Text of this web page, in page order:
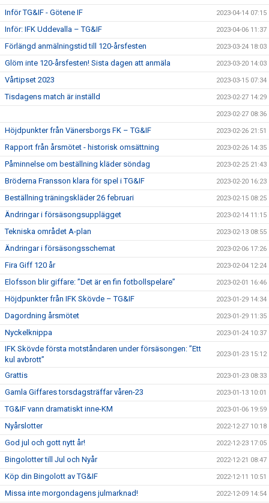
Inför TG&IF - Götene IF 2023-04-14 07:15
Inför: IFK Uddevalla – TG&IF 2023-04-06 11:37
Förlängd anmälningstid till 120-årsfesten 2023-03-24 18:03
Glöm inte 120-årsfesten! Sista dagen att anmäla 2023-03-20 14:03
Vårtipset 2023 2023-03-15 07:34
Tisdagens match är inställd 2023-02-27 14:29
2023-02-27 08:36
Höjdpunkter från Vänersborgs FK – TG&IF 2023-02-26 21:51
Rapport från årsmötet - historisk omsättning 2023-02-26 14:35
Påminnelse om beställning kläder söndag 2023-02-25 21:43
Bröderna Fransson klara för spel i TG&IF 2023-02-20 16:23
Beställning träningskläder 26 februari 2023-02-15 08:25
Ändringar i försäsongsupplägget 2023-02-14 11:15
Tekniska området A-plan 2023-02-13 08:55
Ändringar i försäsongsschemat 2023-02-06 17:26
Fira Giff 120 år 2023-02-04 12:24
Elofsson blir giffare: ”Det är en fin fotbollspelare” 2023-02-01 16:46
Höjdpunkter från IFK Skövde – TG&IF 2023-01-29 14:34
Dagordning årsmötet 2023-01-29 11:35
Nyckelknippa 2023-01-24 10:37
IFK Skövde första motståndaren under försäsongen: ”Ett
kul avbrott”
2023-01-23 15:12
Grattis 2023-01-23 08:33
Gamla Giffares torsdagsträffar våren-23 2023-01-13 10:01
TG&IF vann dramatiskt inne-KM 2023-01-06 19:59
Nyårslotter 2022-12-27 10:18
God jul och gott nytt år! 2022-12-23 17:05
Bingolotter till Jul och Nyår 2022-12-21 08:47
Köp din Bingolott av TG&IF 2022-12-11 10:51
Missa inte morgondagens julmarknad! 2022-12-09 14:54